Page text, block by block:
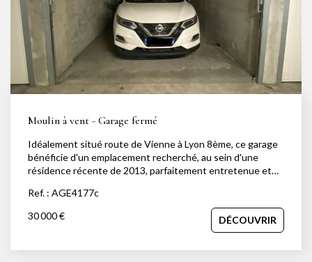
NOTRE AGENCE
Notre équipe
Notre actu
Notre magazine
Nos partenaires
Nous rejoindre
Moulin à vent - Garage fermé
Idéalement situé route de Vienne à Lyon 8ème, ce garage
bénéficie d'un emplacement recherché, au sein d'une
résidence récente de 2013, parfaitement entretenue et
dimensions confortables. Parfait pour stationner un
véhicule, entreposer du matériel ou réaliser un
investissement patrimonial dans un secteur où le
Ref. : AGE4177c
30 000 €
DÉCOUVRIR